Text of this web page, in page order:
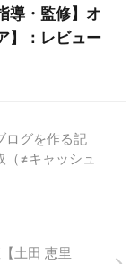
・監修】オ
】：レビュー
ログを作る記
（≠キャッシュ
土田 恵里